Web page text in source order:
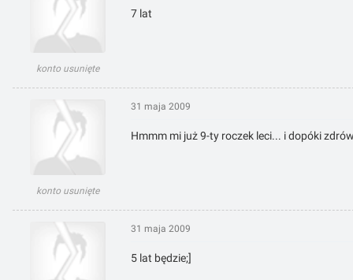
konto usunięte
7 lat
konto usunięte
31 maja 2009
Hmmm mi już 9-ty roczek leci... i dopóki
31 maja 2009
5 lat będzie;]